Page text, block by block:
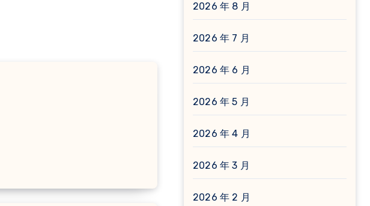
2026 年 8 月
2026 年 7 月
2026 年 6 月
2026 年 5 月
2026 年 4 月
2026 年 3 月
2026 年 2 月